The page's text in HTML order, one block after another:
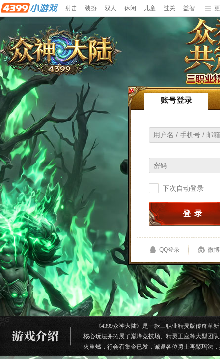
射击 装扮 双人 休闲 儿童 过关 益智
《4399众神大陆》 是一款三职业精灵版传奇革
核心玩法并拓展了巅峰竞技场、精灵王座等大型团
火重燃，行会召集令已发，诚邀各位勇士再聚玛法